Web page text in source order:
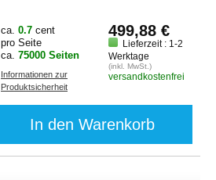
ca. 0.7 cent
pro Seite
ca. 75000 Seiten
Informationen zur
Produktsicherheit
499,88 €
Lieferzeit : 1-2
Werktage
(inkl. MwSt.)
versandkostenfrei
In den Warenkorb